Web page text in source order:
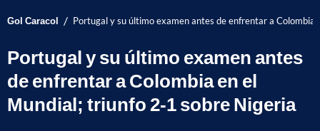
Gol Caracol / Portugal y su último examen antes de enfrentar a
Portugal y su último examen antes
de enfrentar a Colombia en el
Mundial; triunfo 2-1 sobre Nigeria